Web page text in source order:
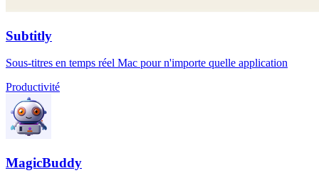
Subtitly
Sous-titres en temps réel Mac pour n'importe quelle application
Productivité
MagicBuddy